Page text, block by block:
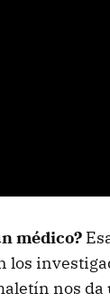
médico?
los
nos da